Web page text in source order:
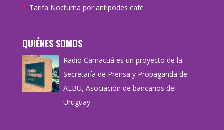
Tarifa Nocturna por antipodes café
QUIÉNES SOMOS
Radio Camacuá es un proyecto de la
Secretaría de Prensa y Propaganda de
AEBU, Asociación de bancarios del
Uruguay.